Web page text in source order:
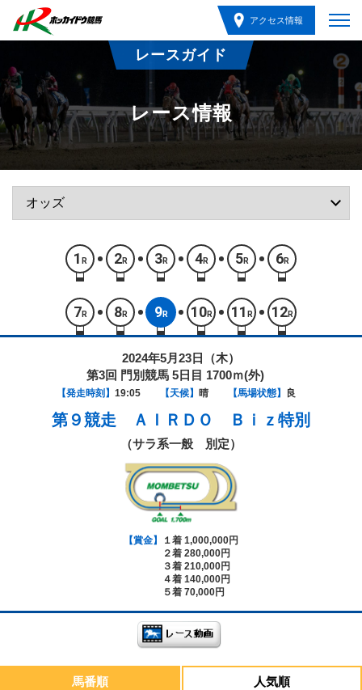
アクセス情報
レースガイド
レース情報
1 R 2R 3R 4R 5R 6R
7 R 8R 9R 10R 11 R 12R
2024年5月23日（木）
第3回 門別競馬 5日目 1700ｍ(外)
【発走時刻】 19:05 【天候】 晴 【馬場状態】 良
第９競走 ＡＩＲＤＯ Ｂｉｚ特別
（サラ系一般 別定）
【賞金】
１着 1,000,000円
２着 280,000円
３着 210,000円
４着 140,000円
５着 70,000円
馬番順 人気順